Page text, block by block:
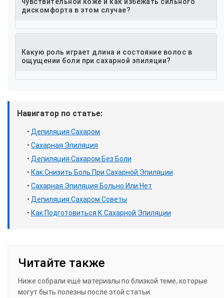
дискомфорта в этом случае?
Какую роль играет длина и состояние волос в
ощущении боли при сахарной эпиляции?
Навигатор по статье:
• Депиляция Сахаром
• Сахарная Эпиляция
• Депиляция Сахаром Без Боли
• Как Снизить Боль При Сахарной Эпиляции
• Сахарная Эпиляция Больно Или Нет
• Депиляция Сахаром Советы
• Как Подготовиться К Сахарной Эпиляции
Читайте также
Ниже собрали ещё материалы по близкой теме, которые
могут быть полезны после этой статьи.